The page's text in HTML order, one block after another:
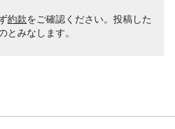
約款をご確認ください。投稿した
とみなします。